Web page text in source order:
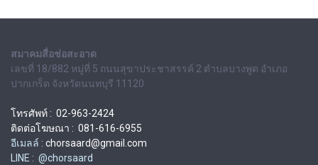
สมาคมสื่อช่อสะอาด
เลขที่ 18/882 หมู่ที่ 5 ถนนสุขาประชาสรรค์ 2 ตำบลบางพูด อำเภอ
ปากเกร็ด จังหวัดนนทบุรี 11120
โทรศัพท์ : 02-963-2424
ติดต่อโฆษณา : 081-616-6955
อีเมลล์ : chorsaard@gmail.com
LINE : @chorsaard